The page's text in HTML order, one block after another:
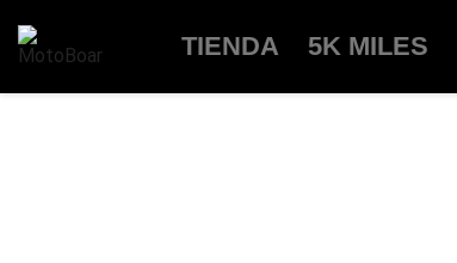
TIENDA 5K MILES